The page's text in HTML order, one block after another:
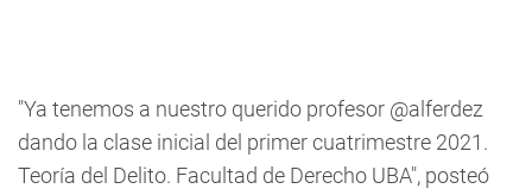
"Ya tenemos a nuestro querido profesor @alferdez
dando la clase inicial del primer cuatrimestre 2021.
Teoría del Delito. Facultad de Derecho UBA", posteó